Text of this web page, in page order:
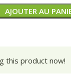
AJOUTER AU
this product now!